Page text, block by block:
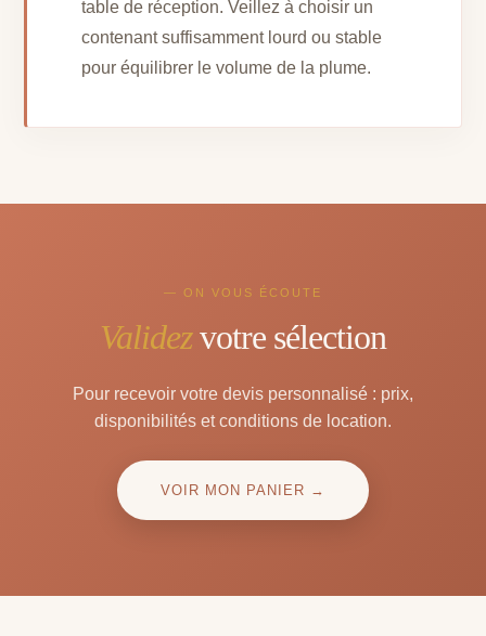
table de réception. Veillez à choisir un
contenant suffisamment lourd ou stable
pour équilibrer le volume de la plume.
— ON VOUS ÉCOUTE
Validezvotre sélection
Pour recevoir votre devis personnalisé : prix,
disponibilités et conditions de location.
VOIR MON PANIER →